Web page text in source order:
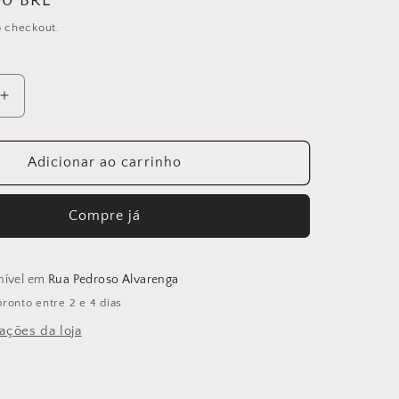
checkout.
Aumentar
a
quantidade
DATE
1979
Adicionar ao carrinho
Compre já
em Rua Pedroso Alvarenga
entre 2 e 4 dias
da loja